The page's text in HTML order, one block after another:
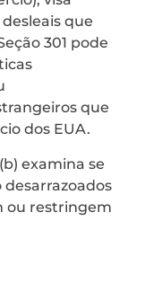
que
301 pode
que
dos EUA.
examina se
desarrazoados
ou restringem